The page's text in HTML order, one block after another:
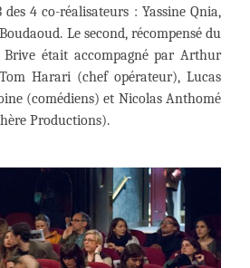
4 co-réalisateurs : Yassine Qnia,
Le second, récompensé du
était accompagné par Arthur
Harari (chef opérateur), Lucas
(comédiens) et Nicolas Anthomé
Productions).